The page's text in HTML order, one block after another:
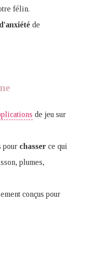
félin.
d'anxiété de
de jeu sur
pour chasser ce qui
plumes,
conçus pour